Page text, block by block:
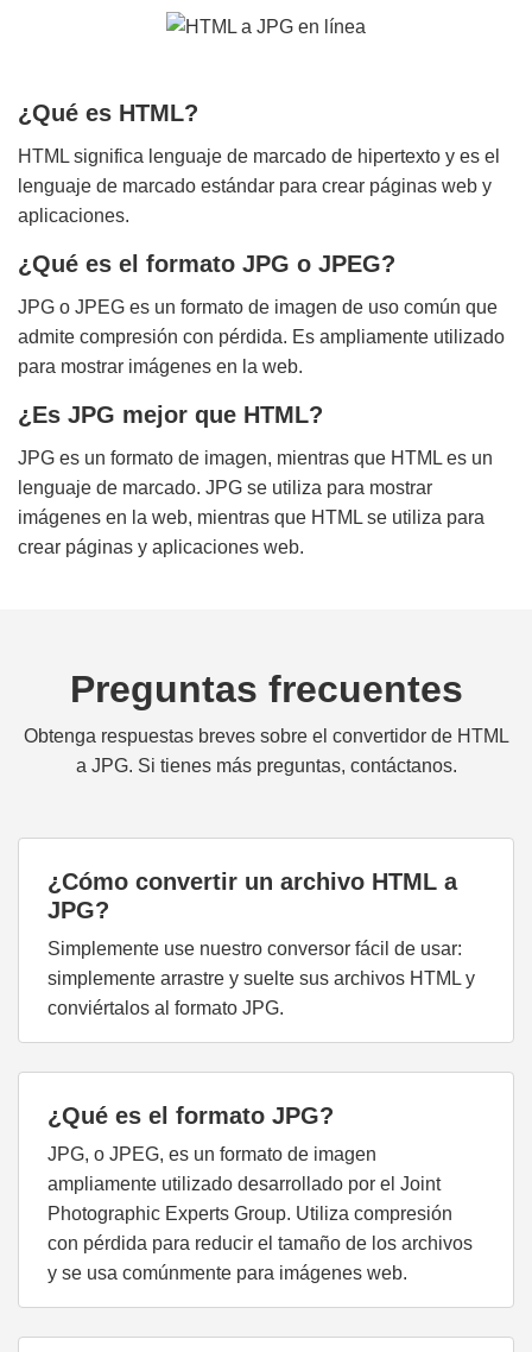
¿Qué es HTML?
HTML significa lenguaje de marcado de hipertexto y es el
lenguaje de marcado estándar para crear páginas web y
aplicaciones.
¿Qué es el formato JPG o JPEG?
JPG o JPEG es un formato de imagen de uso común que
admite compresión con pérdida. Es ampliamente utilizado
para mostrar imágenes en la web.
¿Es JPG mejor que HTML?
JPG es un formato de imagen, mientras que HTML es un
lenguaje de marcado. JPG se utiliza para mostrar
imágenes en la web, mientras que HTML se utiliza para
crear páginas y aplicaciones web.
Preguntas frecuentes
Obtenga respuestas breves sobre el convertidor de HTML
a JPG. Si tienes más preguntas, contáctanos.
¿Cómo convertir un archivo HTML a
JPG?
Simplemente use nuestro conversor fácil de usar:
simplemente arrastre y suelte sus archivos HTML y
conviértalos al formato JPG.
¿Qué es el formato JPG?
JPG, o JPEG, es un formato de imagen
ampliamente utilizado desarrollado por el Joint
Photographic Experts Group. Utiliza compresión
con pérdida para reducir el tamaño de los archivos
y se usa comúnmente para imágenes web.